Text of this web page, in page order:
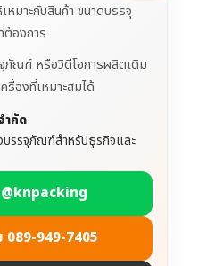
หมาะกับสินค้า ขนาดบรรจุ
องการ
ภัณฑ์ หรือวิดีโอการผลิตเดิม
รื่องที่เหมาะสมได้
ำกัด
บรรจุภัณฑ์สำหรับธุรกิจและ
089-949-7405